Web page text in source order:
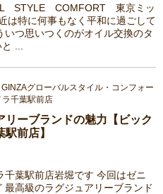
STYLE COMFORT 東京ミッ
は特に何事もなく平和に過ごして
つ思いつくのがオイル交換のタ
...
グローバルスタイル・コンフォー
ラ千葉駅前店
リーブランドの魅力【ビック
駅前店】
葉駅前店岩堀です 今回はゼニ
高級のラグジュアリーブランド